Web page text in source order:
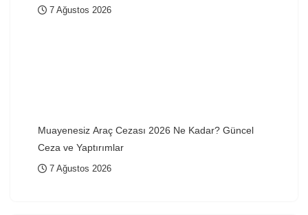
7 Ağustos 2026
Muayenesiz Araç Cezası 2026 Ne Kadar? Güncel
Ceza ve Yaptırımlar
7 Ağustos 2026